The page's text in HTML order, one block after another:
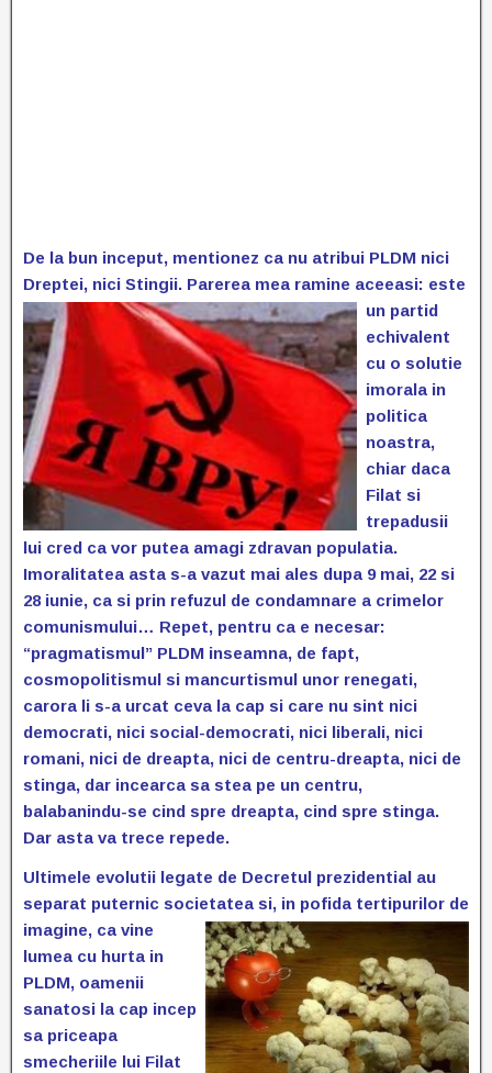
De la bun inceput, mentionez ca nu atribui PLDM nici
Dreptei, nici Stingii. Parerea mea ramine aceeasi: este
un partid
echivalent
cu o solutie
imorala in
politica
noastra,
chiar daca
Filat si
trepadusii
lui cred ca vor putea amagi zdravan populatia.
Imoralitatea asta s-a vazut mai ales dupa 9 mai, 22 si
28 iunie, ca si prin refuzul de condamnare a crimelor
comunismului… Repet, pentru ca e necesar:
“pragmatismul” PLDM inseamna, de fapt,
cosmopolitismul si mancurtismul unor renegati,
carora li s-a urcat ceva la cap si care nu sint nici
democrati, nici social-democrati, nici liberali, nici
romani, nici de dreapta, nici de centru-dreapta, nici de
stinga, dar incearca sa stea pe un centru,
balabanindu-se cind spre dreapta, cind spre stinga.
Dar asta va trece repede.
Ultimele evolutii legate de Decretul prezidential au
separat puternic societatea si, in pofida tertipurilor de
imagine, ca vine
lumea cu hurta in
PLDM, oamenii
sanatosi la cap incep
sa priceapa
smecheriile lui Filat